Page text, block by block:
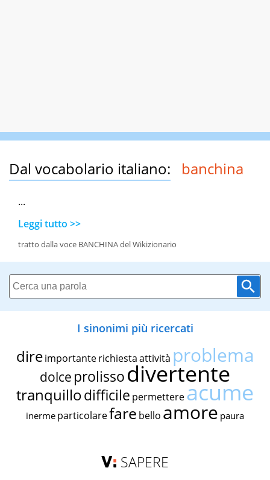
Dal vocabolario italiano: banchina
...
Leggi tutto >>
tratto dalla voce BANCHINA del Wikizionario
I sinonimi più ricercati
dire importante richiestaattività problema
dolce prolissodivertente
tranquillodifficile permettereacume
inerme particolarefare bello amore paura
SAPERE